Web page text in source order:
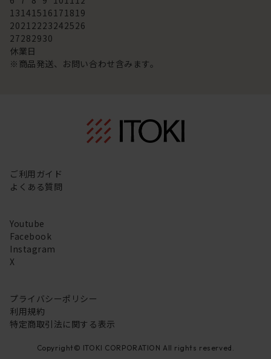
13141516171819
20212223242526
27282930
休業日
※商品発送、お問い合わせ含みます。
ご利用ガイド
よくある質問
Youtube
Facebook
Instagram
X
プライバシーポリシー
利用規約
特定商取引法に関する表示
Copyright© ITOKI CORPORATION All rights reserved.